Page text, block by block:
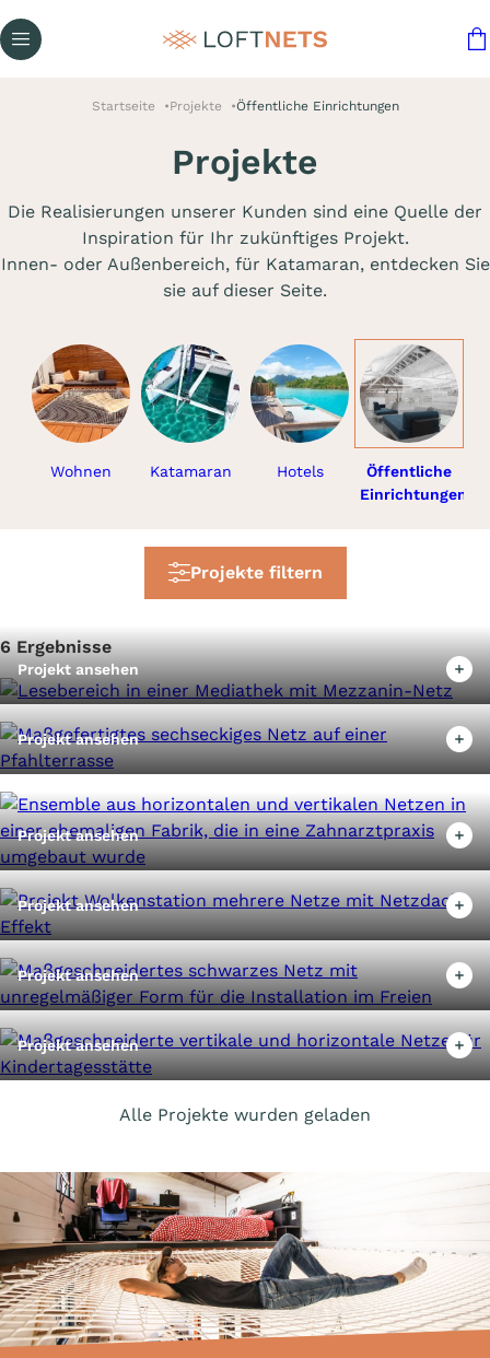
Startseite Projekte Öffentliche Einrichtungen
Projekte
Die Realisierungen unserer Kunden sind eine Quelle der
Inspiration für Ihr zukünftiges Projekt.
Innen- oder Außenbereich, für Katamaran, entdecken Sie
sie auf dieser Seite.
Wohnen Katamaran Hotels
Öffentliche
Einrichtungen
Projekte filtern
6 Ergebnisse
Projekt ansehen
Projekt ansehen
Projekt ansehen
Projekt ansehen
Projekt ansehen
Projekt ansehen
Alle Projekte wurden geladen